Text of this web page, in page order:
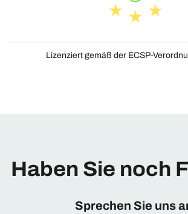
Lizenziert gemäß der ECSP-
Haben Sie noch
Sprechen Sie uns